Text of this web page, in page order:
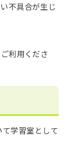
不具合が生じ
利用くださ
学習室として